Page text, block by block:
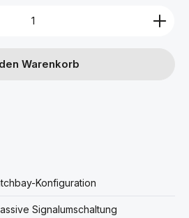
den gewünschten Wert ein
Warenkorb
Konfiguration
Signalumschaltung